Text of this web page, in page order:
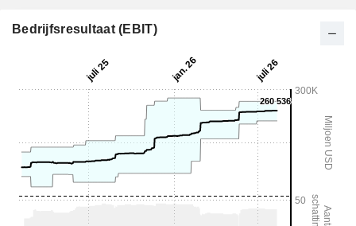
Bedrijfsresultaat (EBIT)